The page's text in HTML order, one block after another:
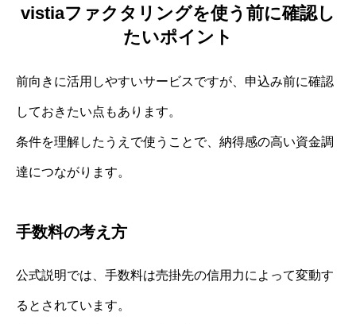
vistiaファクタリングを使う前に確認し
たいポイント
前向きに活用しやすいサービスですが、申込み前に確認
しておきたい点もあります。
条件を理解したうえで使うことで、納得感の高い資金調
達につながります。
手数料の考え方
公式説明では、手数料は売掛先の信用力によって変動す
るとされています。